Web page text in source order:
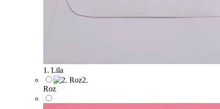
1. Lila
2.
Roz